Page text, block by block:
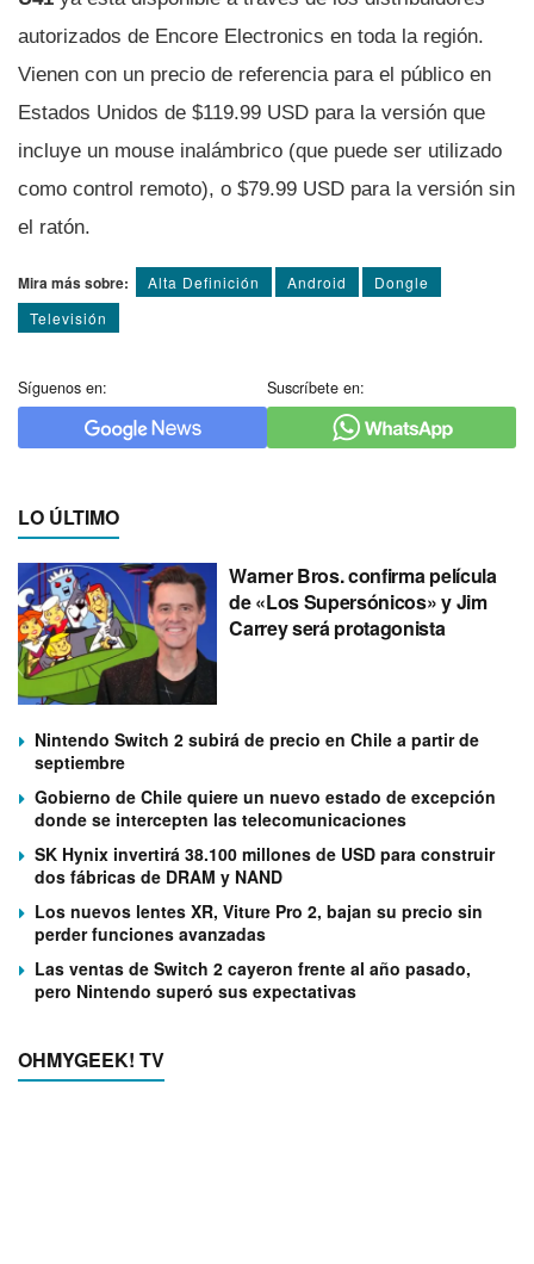
autorizados de Encore Electronics en toda la región.
Vienen con un precio de referencia para el público en
Estados Unidos de $119.99 USD para la versión que
incluye un mouse inalámbrico (que puede ser utilizado
como control remoto), o $79.99 USD para la versión sin
el ratón.
Mira más sobre: Alta Definición Android
Dongle
Televisión
Síguenos en: Suscríbete en:
LO ÚLTIMO
Warner Bros. confirma película
de «Los Supersónicos» y Jim
Carrey será protagonista
Nintendo Switch 2 subirá de precio en Chile a partir de
septiembre
Gobierno de Chile quiere un nuevo estado de excepción
donde se intercepten las telecomunicaciones
SK Hynix invertirá 38.100 millones de USD para construir
dos fábricas de DRAM y NAND
Los nuevos lentes XR, Viture Pro 2, bajan su precio sin
perder funciones avanzadas
Las ventas de Switch 2 cayeron frente al año pasado,
pero Nintendo superó sus expectativas
OHMYGEEK! TV